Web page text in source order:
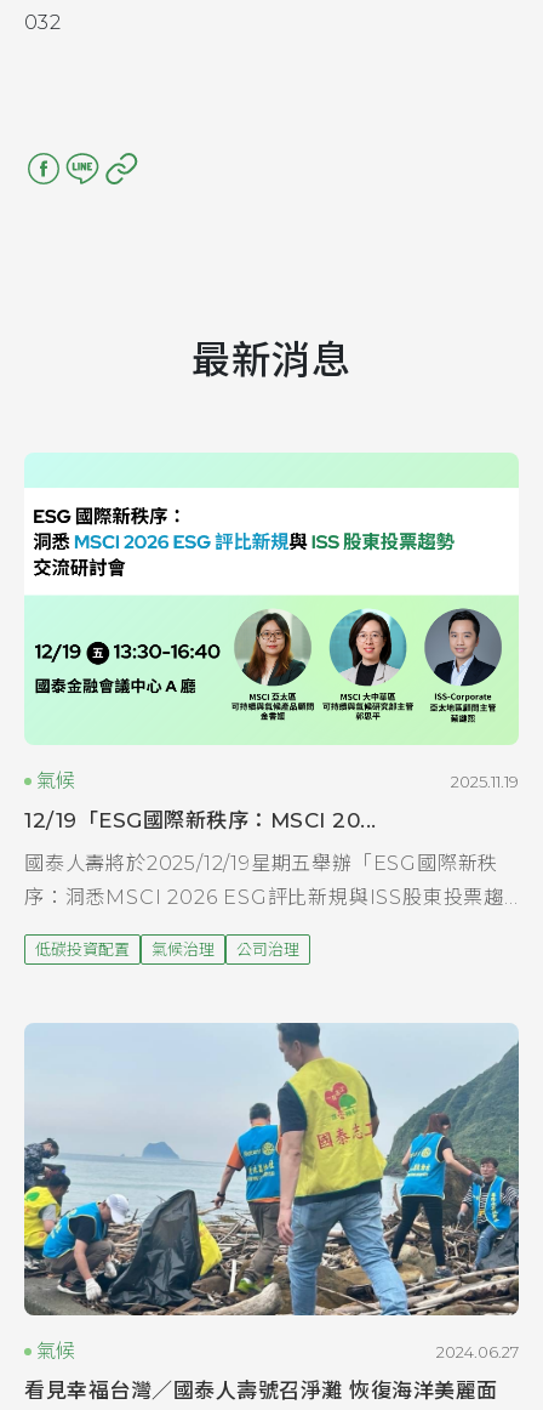
032
最新消息
氣候 2025.11.19
12/19「ESG國際新秩序：MSCI 20...
國泰人壽將於2025/12/19星期五舉辦「ESG國際新秩
序：洞悉MSCI 2026 ESG評比新規與ISS股東投票趨
勢」交流研討會，邀請專家親臨分享，協助企業搶先掌
握MSCI方法論更新、低碳轉...
低碳投資配置 氣候治理 公司治理
氣候 2024.06.27
看見幸福台灣／國泰人壽號召淨灘 恢復海洋美麗面